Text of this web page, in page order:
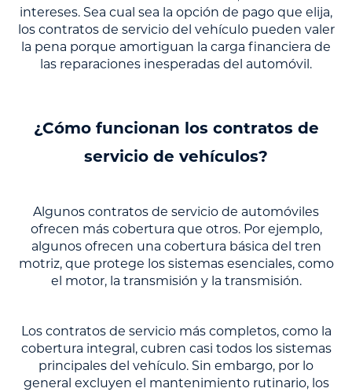
intereses. Sea cual sea la opción de pago que elija,
los contratos de servicio del vehículo pueden valer
la pena porque amortiguan la carga financiera de
las reparaciones inesperadas del automóvil.
¿Cómo funcionan los contratos de
servicio de vehículos?
Algunos contratos de servicio de automóviles
ofrecen más cobertura que otros. Por ejemplo,
algunos ofrecen una cobertura básica del tren
motriz, que protege los sistemas esenciales, como
el motor, la transmisión y la transmisión.
Los contratos de servicio más completos, como la
cobertura integral, cubren casi todos los sistemas
principales del vehículo. Sin embargo, por lo
general excluyen el mantenimiento rutinario, los